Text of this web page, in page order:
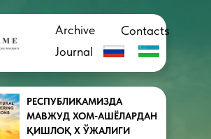
Archive
Journal
Contacts
РЕСПУБЛИКАМИЗДА
МАВЖУД ХОМ-АШЁЛАРДАН
ҚИШЛОҚ Х ЎЖАЛИГИ